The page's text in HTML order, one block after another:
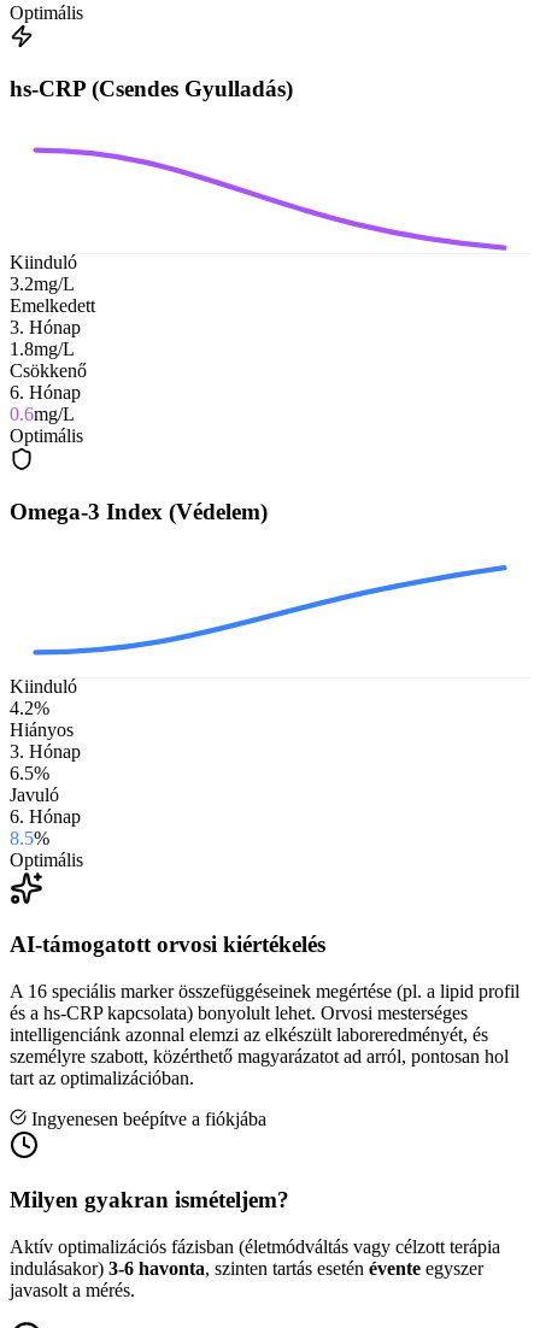
Optimális
hs-CRP (Csendes Gyulladás)
Kiinduló
3.2mg/L
Emelkedett
3. Hónap
1.8mg/L
Csökkenő
6. Hónap
0.6mg/L
Optimális
Omega-3 Index (Védelem)
Kiinduló
4.2%
Hiányos
3. Hónap
6.5%
Javuló
6. Hónap
8.5%
Optimális
AI-támogatott orvosi kiértékelés
A 16 speciális marker összefüggéseinek megértése (pl. a lipid profil
és a hs-CRP kapcsolata) bonyolult lehet. Orvosi mesterséges
intelligenciánk azonnal elemzi az elkészült laboreredményét, és
személyre szabott, közérthető magyarázatot ad arról, pontosan hol
tart az optimalizációban.
Ingyenesen beépítve a fiókjába
Milyen gyakran ismételjem?
Aktív optimalizációs fázisban (életmódváltás vagy célzott terápia
indulásakor) 3-6 havonta, szinten tartás esetén évente egyszer
javasolt a mérés.